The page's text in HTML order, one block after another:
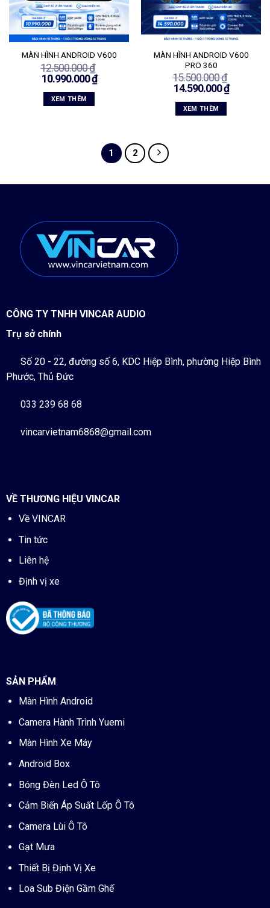
MÀN HÌNH ANDROID V600
12.500.000₫
Giá
12.500.000 ₫.
10.990.000₫Giá
hiện
XEM THÊM
MÀN HÌNH ANDROID V600
PRO 360
15.500.000₫
Giá
14.590.000₫Giá
hiện
XEM THÊM
1 2
CÔNG TY TNHH VINCAR AUDIO
Trụ sở chính
Số 20 - 22, đường số 6, KDC Hiệp Bình, phường Hiệp Bình
Phước, Thủ Đức
033 239 68 68
vincarvietnam6868@gmail.com
VỀ THƯƠNG HIỆU VINCAR
Về VINCAR
Tin tức
Liên hệ
Định vị xe
SẢN PHẨM
Màn Hình Android
Camera Hành Trình Yuemi
Màn Hình Xe Máy
Android Box
Bóng Đèn Led Ô Tô
Cảm Biến Áp Suất Lốp Ô Tô
Camera Lùi Ô Tô
Gạt Mưa
Thiết Bị Định Vị Xe
Loa Sub Điện Gầm Ghế